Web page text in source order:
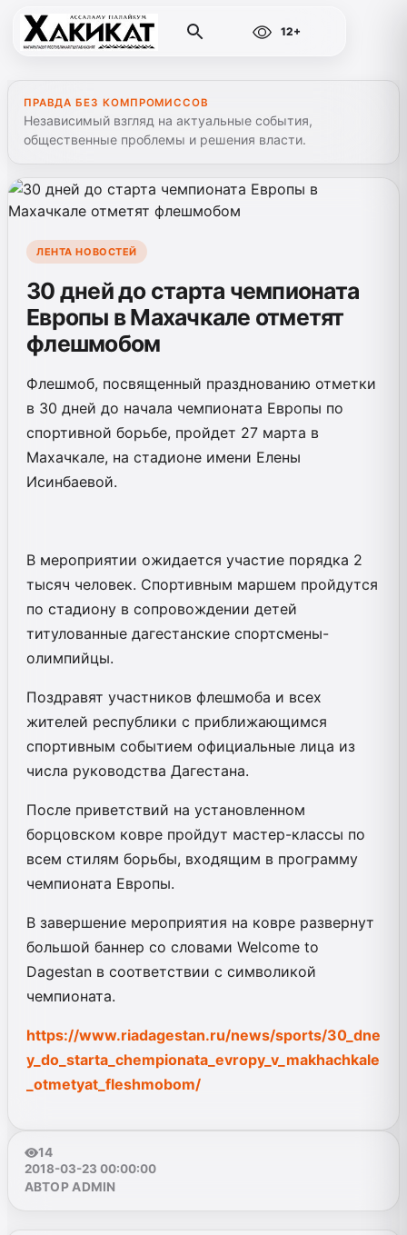
12+
ПРАВДА БЕЗ КОМПРОМИССОВ
Независимый взгляд на актуальные события,
общественные проблемы и решения власти.
ЛЕНТА НОВОСТЕЙ
30 дней до старта чемпионата
Европы в Махачкале отметят
флешмобом
Флешмоб, посвященный празднованию отметки
в 30 дней до начала чемпионата Европы по
спортивной борьбе, пройдет 27 марта в
Махачкале, на стадионе имени Елены
Исинбаевой.
В мероприятии ожидается участие порядка 2
тысяч человек. Спортивным маршем пройдутся
по стадиону в сопровождении детей
титулованные дагестанские спортсмены-
олимпийцы.
Поздравят участников флешмоба и всех
жителей республики с приближающимся
спортивным событием официальные лица из
числа руководства Дагестана.
После приветствий на установленном
борцовском ковре пройдут мастер-классы по
всем стилям борьбы, входящим в программу
чемпионата Европы.
В завершение мероприятия на ковре развернут
большой баннер со словами Welcome to
Dagestan в соответствии с символикой
чемпионата.
https://www.riadagestan.ru/news/sports/30_dne
y_do_starta_chempionata_evropy_v_makhachkale
_otmetyat_fleshmobom/
14
2018-03-23 00:00:00
АВТОР ADMIN